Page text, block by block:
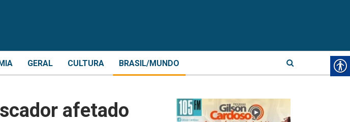
GERAL CULTURA BRASIL/MUNDO
afetado